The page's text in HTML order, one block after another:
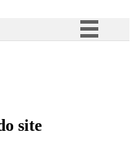
Acesso à informação
site